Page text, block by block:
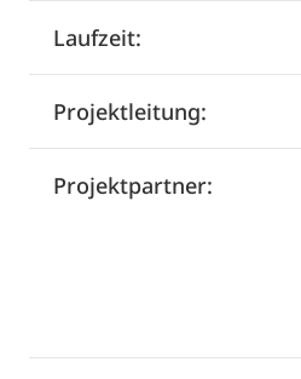
Laufzeit:
Projektleitung:
Projektpartner: